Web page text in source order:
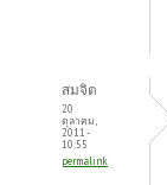
สมจิต
20
ตุลาคม,
2011 -
10:55
permalink